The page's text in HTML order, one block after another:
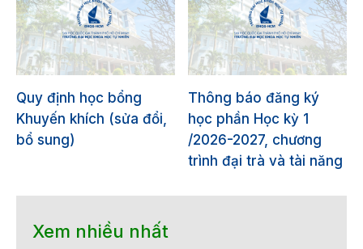
Quy định học bổng
Khuyến khích (sửa đổi,
bổ sung)
Thông báo đăng ký
học phần Học kỳ 1
/2026-2027, chương
trình đại trà và tài năng
Xem nhiều nhất